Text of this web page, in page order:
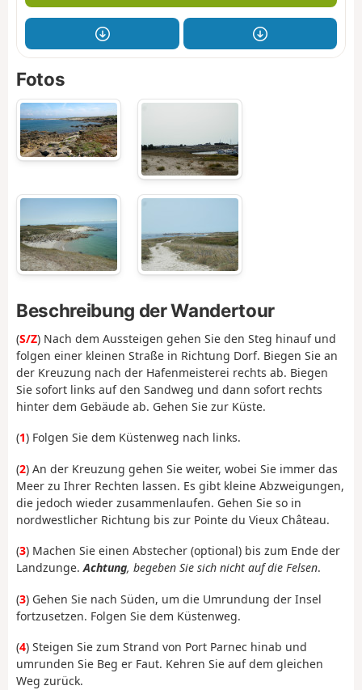
Fotos
Beschreibung der Wandertour
(S/Z) Nach dem Aussteigen gehen Sie den Steg hinauf und
folgen einer kleinen Straße in Richtung Dorf. Biegen Sie an
der Kreuzung nach der Hafenmeisterei rechts ab. Biegen
Sie sofort links auf den Sandweg und dann sofort rechts
hinter dem Gebäude ab. Gehen Sie zur Küste.
(1) Folgen Sie dem Küstenweg nach links.
(2) An der Kreuzung gehen Sie weiter, wobei Sie immer das
Meer zu Ihrer Rechten lassen. Es gibt kleine Abzweigungen,
die jedoch wieder zusammenlaufen. Gehen Sie so in
nordwestlicher Richtung bis zur Pointe du Vieux Château.
(3) Machen Sie einen Abstecher (optional) bis zum Ende der
Landzunge.Achtung, begeben Sie sich nicht auf die Felsen.
(3) Gehen Sie nach Süden, um die Umrundung der Insel
fortzusetzen. Folgen Sie dem Küstenweg.
(4) Steigen Sie zum Strand von Port Parnec hinab und
umrunden Sie Beg er Faut. Kehren Sie auf dem gleichen
Weg zurück.